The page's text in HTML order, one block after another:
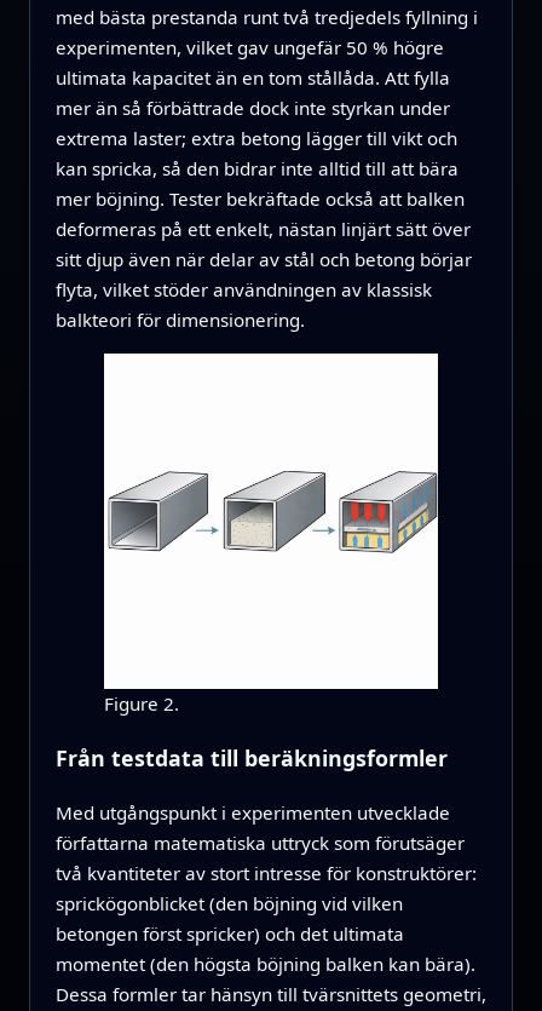
med bästa prestanda runt två tredjedels fyllning i
experimenten, vilket gav ungefär 50 % högre
ultimata kapacitet än en tom stållåda. Att fylla
mer än så förbättrade dock inte styrkan under
extrema laster; extra betong lägger till vikt och
kan spricka, så den bidrar inte alltid till att bära
mer böjning. Tester bekräftade också att balken
deformeras på ett enkelt, nästan linjärt sätt över
sitt djup även när delar av stål och betong börjar
flyta, vilket stöder användningen av klassisk
balkteori för dimensionering.
Figure 2.
Från testdata till beräkningsformler
Med utgångspunkt i experimenten utvecklade
författarna matematiska uttryck som förutsäger
två kvantiteter av stort intresse för konstruktörer:
sprickögonblicket (den böjning vid vilken
betongen först spricker) och det ultimata
momentet (den högsta böjning balken kan bära).
Dessa formler tar hänsyn till tvärsnittets geometri,